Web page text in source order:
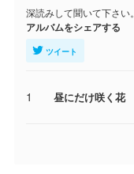
深読みして聞いて下さい。
アルバムをシェアする
ツイート
1 昼にだけ咲く花